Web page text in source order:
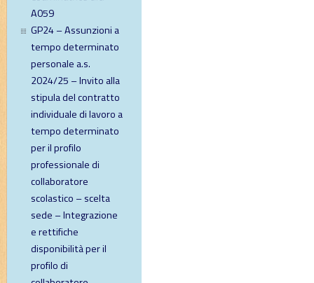
A059
GP24 – Assunzioni a
tempo determinato
personale a.s.
2024/25 – Invito alla
stipula del contratto
individuale di lavoro a
tempo determinato
per il profilo
professionale di
collaboratore
scolastico – scelta
sede – Integrazione
e rettifiche
disponibilità per il
profilo di